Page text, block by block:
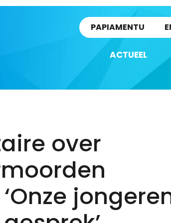
PAPIAMENTU
ACTUEEL
over